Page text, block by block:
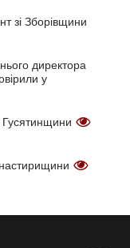
зі Зборівщини
директора
у
Гусятинщини